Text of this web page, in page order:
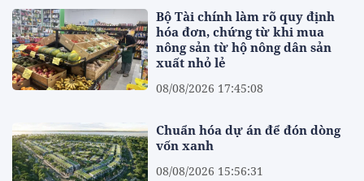
Bộ Tài chính làm rõ quy định
hóa đơn, chứng từ khi mua
nông sản từ hộ nông dân sản
xuất nhỏ lẻ
08/08/2026 17:45:08
Chuẩn hóa dự án để đón dòng
vốn xanh
08/08/2026 15:56:31